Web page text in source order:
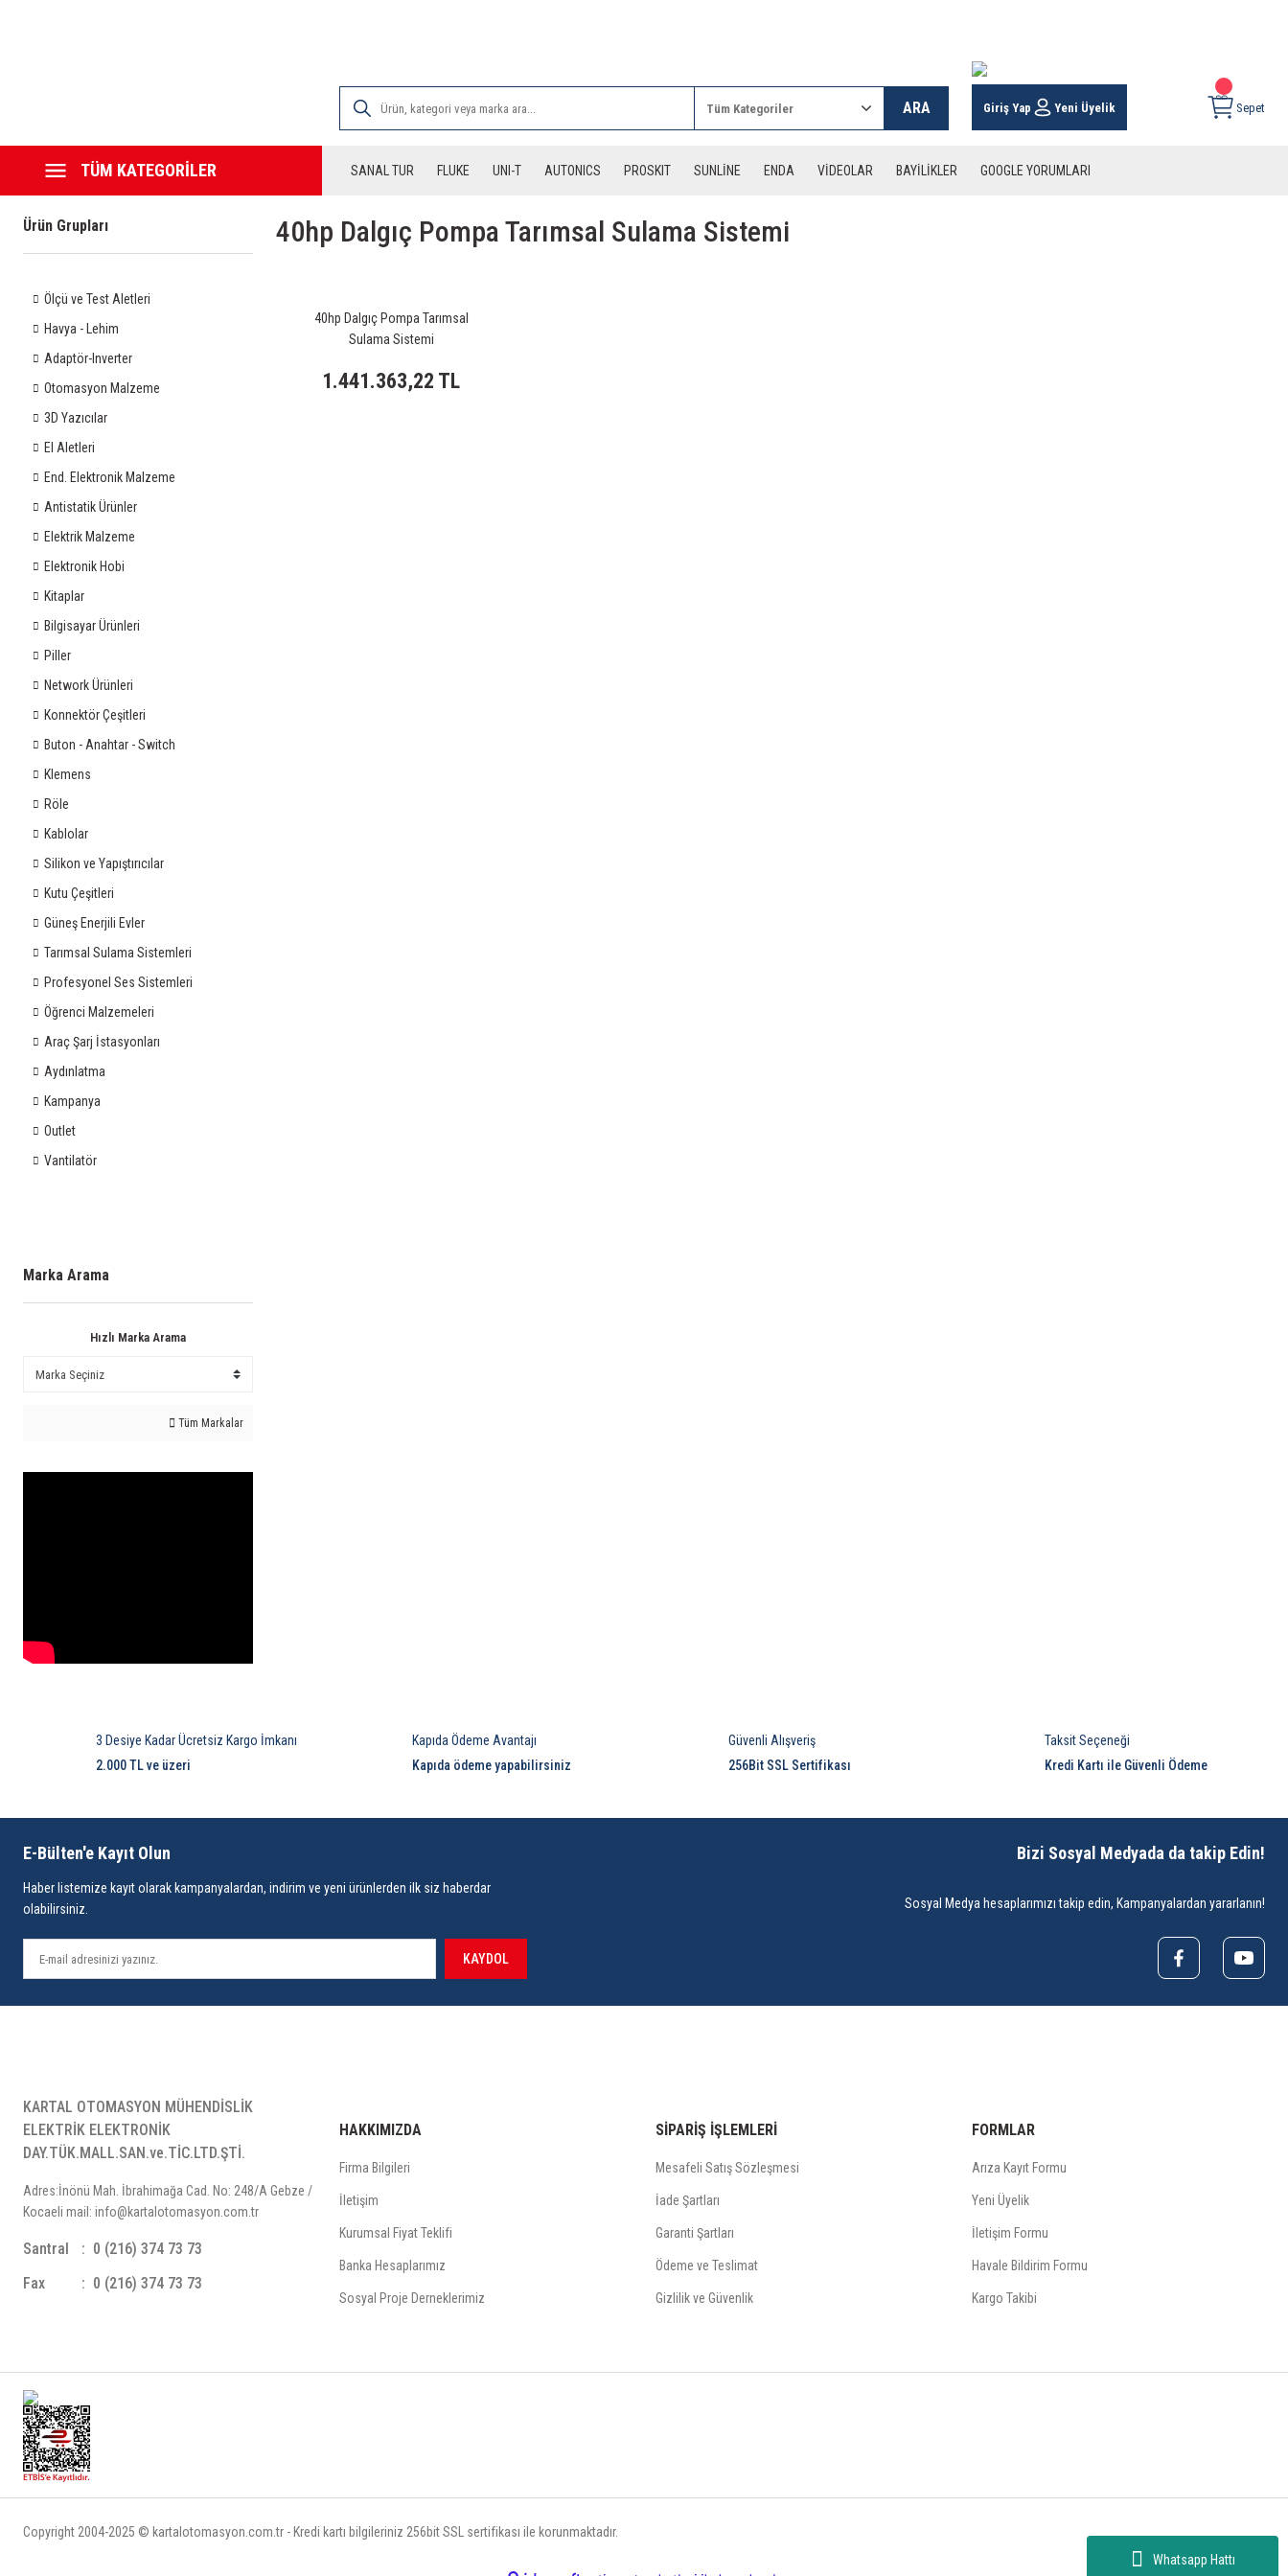
Whatsapp Hattı
ARA Giriş Yap Yeni Üyelik Sepet
TÜM KATEGORİLER SANAL TUR FLUKE UNI-T AUTONICS PROSKIT SUNLİNE ENDA VİDEOLAR BAYİLİKLER GOOGLE YORUMLARI
Ürün Grupları
Ölçü ve Test Aletleri
Havya - Lehim
Adaptör-Inverter
Otomasyon Malzeme
3D Yazıcılar
El Aletleri
End. Elektronik Malzeme
Antistatik Ürünler
Elektrik Malzeme
Elektronik Hobi
Kitaplar
Bilgisayar Ürünleri
Piller
Network Ürünleri
Konnektör Çeşitleri
Buton - Anahtar - Switch
Klemens
Röle
Kablolar
Silikon ve Yapıştırıcılar
Kutu Çeşitleri
Güneş Enerjili Evler
Tarımsal Sulama Sistemleri
Profesyonel Ses Sistemleri
Öğrenci Malzemeleri
Araç Şarj İstasyonları
Aydınlatma
Kampanya
Outlet
Vantilatör
Marka Arama
Hızlı Marka Arama
Tüm Markalar
40hp Dalgıç Pompa Tarımsal Sulama Sistemi
40hp Dalgıç Pompa Tarımsal
Sulama Sistemi
1.441.363,22 TL
3 Desiye Kadar Ücretsiz Kargo İmkanı
2.000 TL ve üzeri
Kapıda Ödeme Avantajı
Kapıda ödeme yapabilirsiniz
Güvenli Alışveriş
256Bit SSL Sertifikası
Taksit Seçeneği
Kredi Kartı ile Güvenli Ödeme
E-Bülten'e Kayıt Olun
Haber listemize kayıt olarak kampanyalardan, indirim ve yeni ürünlerden ilk siz haberdar
olabilirsiniz.
KAYDOL
Bizi Sosyal Medyada da takip Edin!
Sosyal Medya hesaplarımızı takip edin, Kampanyalardan yararlanın!
KARTAL OTOMASYON MÜHENDİSLİK
ELEKTRİK ELEKTRONİK
DAY.TÜK.MALL.SAN.ve.TİC.LTD.ŞTİ.
Adres:İnönü Mah. İbrahimağa Cad. No: 248/A Gebze /
Kocaeli mail: info@kartalotomasyon.com.tr
Santral
0 (216) 374 73 73
Fax
0 (216) 374 73 73
HAKKIMIZDA
Firma Bilgileri
İletişim
Kurumsal Fiyat Teklifi
Banka Hesaplarımız
Sosyal Proje Derneklerimiz
SİPARİŞ İŞLEMLERİ
Mesafeli Satış Sözleşmesi
İade Şartları
Garanti Şartları
Ödeme ve Teslimat
Gizlilik ve Güvenlik
FORMLAR
Arıza Kayıt Formu
Yeni Üyelik
İletişim Formu
Havale Bildirim Formu
Kargo Takibi
Copyright 2004-2025 © kartalotomasyon.com.tr - Kredi kartı bilgileriniz 256bit SSL sertifikası ile korunmaktadır.